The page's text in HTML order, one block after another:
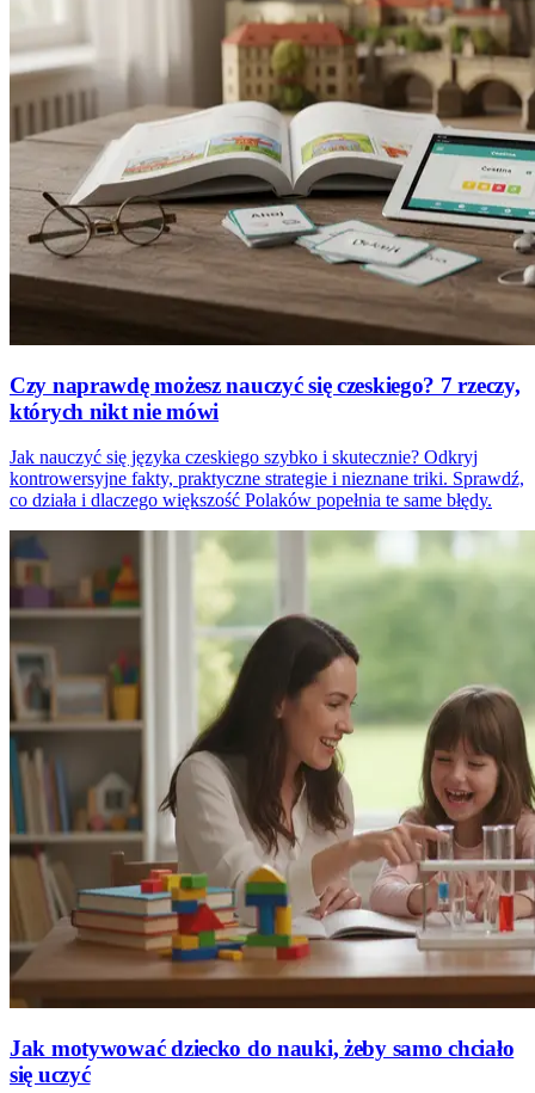
Czy naprawdę możesz nauczyć się czeskiego? 7 rzeczy,
których nikt nie mówi
Jak nauczyć się języka czeskiego szybko i skutecznie? Odkryj
kontrowersyjne fakty, praktyczne strategie i nieznane triki. Sprawdź,
co działa i dlaczego większość Polaków popełnia te same błędy.
Jak motywować dziecko do nauki, żeby samo chciało
się uczyć